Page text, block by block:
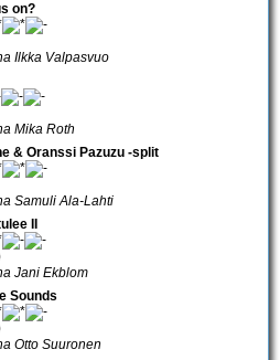
on?
Ilkka Valpasvuo
Mika Roth
& Oranssi Pazuzu -split
Samuli Ala-Lahti
II
Jani Ekblom
Sounds
Otto Suuronen